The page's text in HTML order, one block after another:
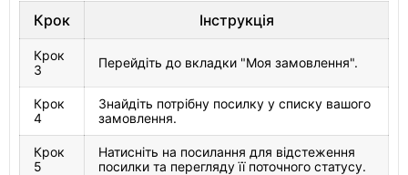
Крок Інструкція
Крок
3
Перейдіть до вкладки "Моя замовлення".
Крок
4
Знайдіть потрібну посилку у списку вашого
замовлення.
Крок
5
Натисніть на посилання для відстеження
посилки та перегляду її поточного статусу.